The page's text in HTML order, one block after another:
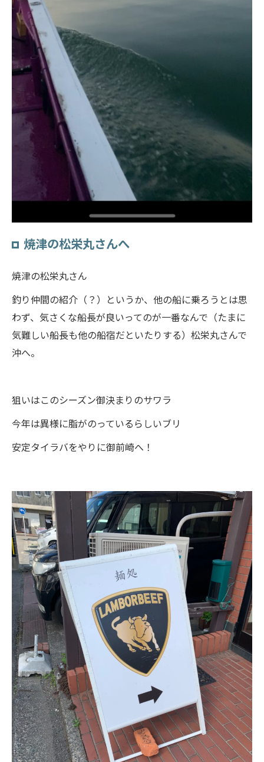
焼津の松栄丸さんへ
焼津の松栄丸さん
釣り仲間の紹介（？）というか、他の船に乗ろうとは思
わず、気さくな船長が良いってのが一番なんで（たまに
気難しい船長も他の船宿だといたりする）松栄丸さんで
沖へ。
狙いはこのシーズン御決まりのサワラ
今年は異様に脂がのっているらしいブリ
安定タイラバをやりに御前崎へ！